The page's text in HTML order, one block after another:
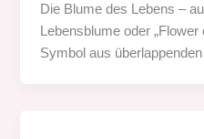
Die Blume des Lebens –
Lebensblume oder
Symbol aus überlappenden